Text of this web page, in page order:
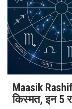
Maasik
किस्मत, इन 5